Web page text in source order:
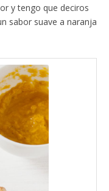
y tengo que deciros
sabor suave a naranja